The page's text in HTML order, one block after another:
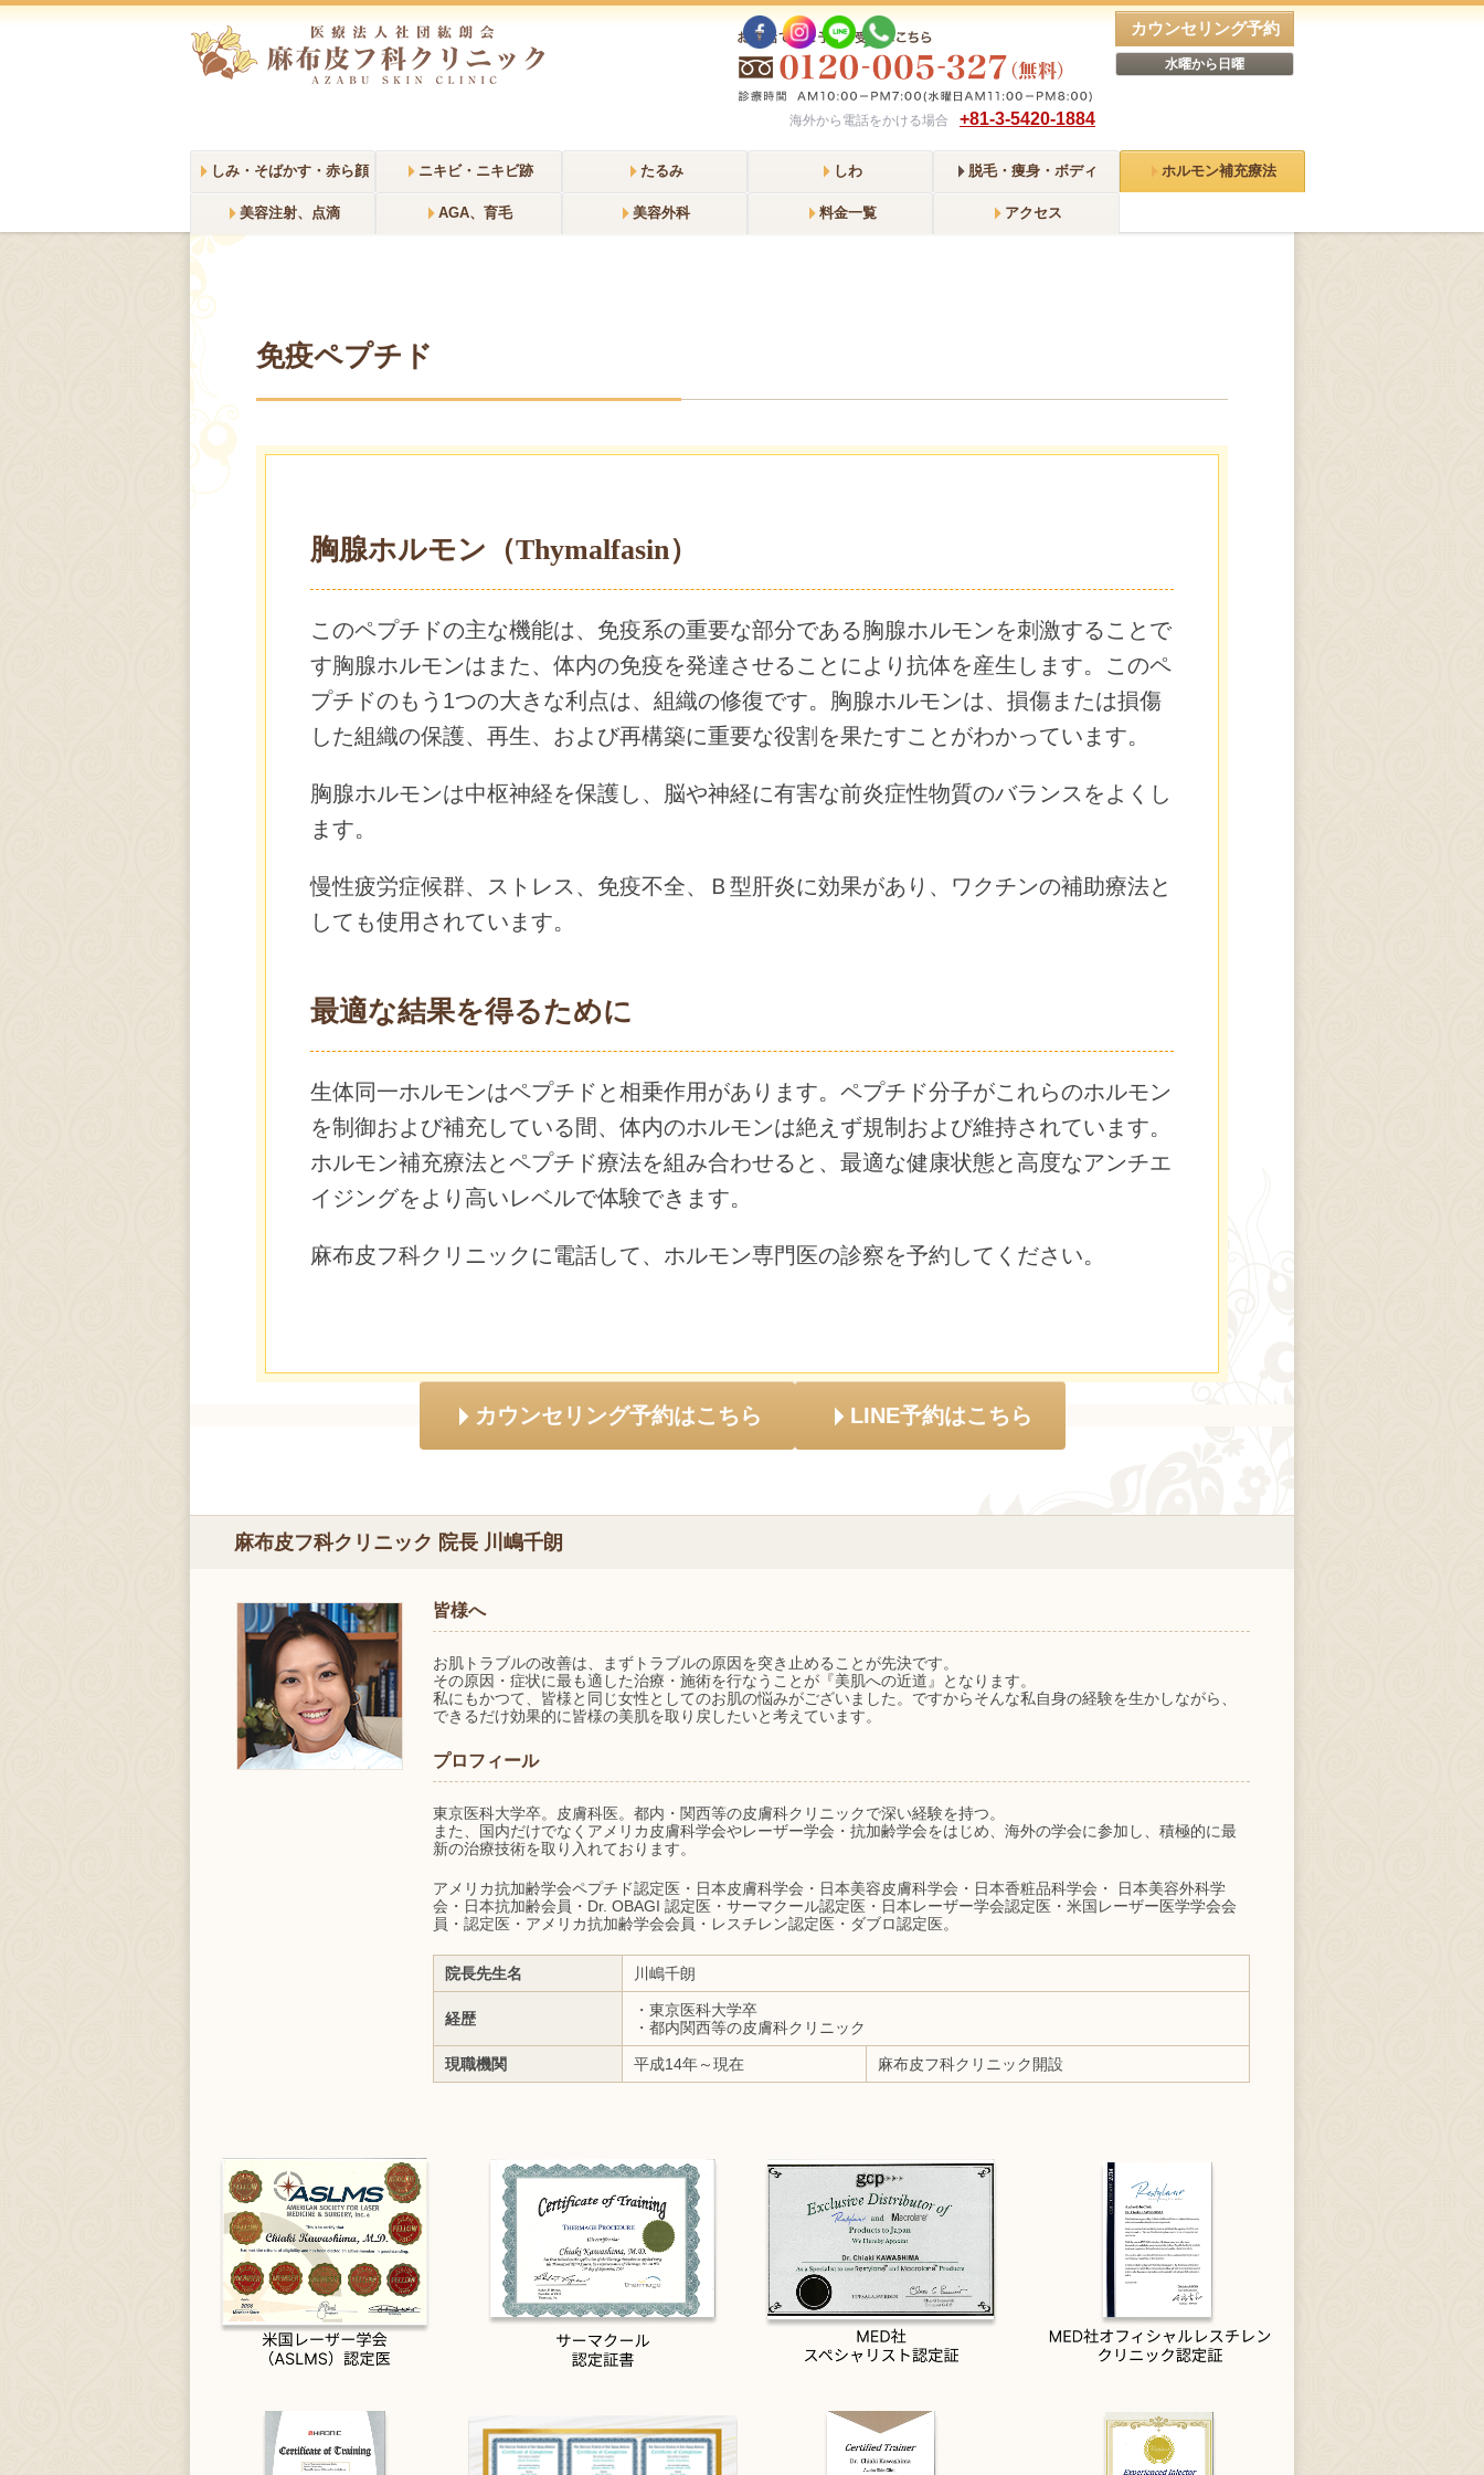
English
海外から電話をかける場合 +81-3-5420-1884
カウンセリング予約
水曜から日曜
しみ・そばかす・赤ら顔 ニキビ・ニキビ跡 たるみ しわ 脱毛・痩身・ボディ ホルモン補充療法
美容注射、点滴 AGA、育毛 美容外科 料金一覧 アクセス
ホルモン補充療法 免疫ペプチド
免疫ペプチド
胸腺ホルモン（Thymalfasin）
このペプチドの主な機能は、免疫系の重要な部分である胸腺ホルモンを刺激することで
す胸腺ホルモンはまた、体内の免疫を発達させることにより抗体を産生します。このペ
プチドのもう1つの大きな利点は、組織の修復です。胸腺ホルモンは、損傷または損傷
した組織の保護、再生、および再構築に重要な役割を果たすことがわかっています。
胸腺ホルモンは中枢神経を保護し、脳や神経に有害な前炎症性物質のバランスをよくし
ます。
慢性疲労症候群、ストレス、免疫不全、Ｂ型肝炎に効果があり、ワクチンの補助療法と
しても使用されています。
最適な結果を得るために
生体同一ホルモンはペプチドと相乗作用があります。ペプチド分子がこれらのホルモン
を制御および補充している間、体内のホルモンは絶えず規制および維持されています。
ホルモン補充療法とペプチド療法を組み合わせると、最適な健康状態と高度なアンチエ
イジングをより高いレベルで体験できます。
麻布皮フ科クリニックに電話して、ホルモン専門医の診察を予約してください。
カウンセリング予約はこちら LINE予約はこちら
麻布皮フ科クリニック 院長 川嶋千朗
皆様へ
お肌トラブルの改善は、まずトラブルの原因を突き止めることが先決です。
その原因・症状に最も適した治療・施術を行なうことが『美肌への近道』となります。
私にもかつて、皆様と同じ女性としてのお肌の悩みがございました。ですからそんな私自身の経験を生かしながら、
できるだけ効果的に皆様の美肌を取り戻したいと考えています。
プロフィール
東京医科大学卒。皮膚科医。都内・関西等の皮膚科クリニックで深い経験を持つ。
また、国内だけでなくアメリカ皮膚科学会やレーザー学会・抗加齢学会をはじめ、海外の学会に参加し、積極的に最
新の治療技術を取り入れております。
アメリカ抗加齢学会ペプチド認定医・日本皮膚科学会・日本美容皮膚科学会・日本香粧品科学会・ 日本美容外科学
会・日本抗加齢会員・Dr. OBAGI 認定医・サーマクール認定医・日本レーザー学会認定医・米国レーザー医学学会会
員・認定医・アメリカ抗加齢学会会員・レスチレン認定医・ダブロ認定医。
院長先生名 川嶋千朗
経歴
・東京医科大学卒
・都内関西等の皮膚科クリニック
現職機関 平成14年～現在 麻布皮フ科クリニック開設